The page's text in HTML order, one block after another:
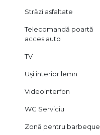
Străzi asfaltate
Telecomandă poartă
acces auto
TV
Uși interior lemn
Videointerfon
WC Serviciu
Zonă pentru barbeque